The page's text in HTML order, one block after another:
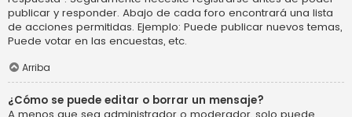
publicar y responder. Abajo de cada foro encontrará una lista
de acciones permitidas. Ejemplo: Puede publicar nuevos temas,
Puede votar en las encuestas, etc.
Arriba
¿Cómo se puede editar o borrar un mensaje?